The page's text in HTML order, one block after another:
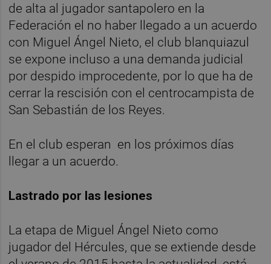
de alta al jugador santapolero en la
Federación el no haber llegado a un acuerdo
con Miguel Ángel Nieto, el club blanquiazul
se expone incluso a una demanda judicial
por despido improcedente, por lo que ha de
cerrar la rescisión con el centrocampista de
San Sebastián de los Reyes.
En el club esperan en los próximos días
llegar a un acuerdo.
Lastrado por las lesiones
La etapa de Miguel Ángel Nieto como
jugador del Hércules, que se extiende desde